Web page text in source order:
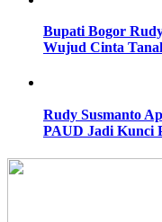
Bupati Bogor
Wujud Cinta
Rudy Susmanto
PAUD Jadi Kunci